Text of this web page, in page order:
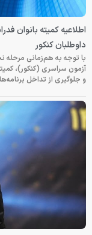
اطلاعیه کمیته بانوان
داوطلبان کنکور
با توجه به هم‌زمانی مرحله
آزمون سراسری (کنکور)،
و جلوگیری از تداخل